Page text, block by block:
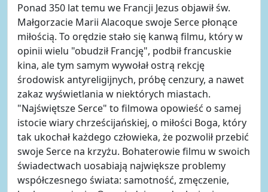
Ponad 350 lat temu we Francji Jezus objawił św.
Małgorzacie Marii Alacoque swoje Serce płonące
miłością. To orędzie stało się kanwą filmu, który w
opinii wielu "obudził Francję", podbił francuskie
kina, ale tym samym wywołał ostrą rekcję
środowisk antyreligijnych, próbę cenzury, a nawet
zakaz wyświetlania w niektórych miastach.
"Najświętsze Serce" to filmowa opowieść o samej
istocie wiary chrześcijańskiej, o miłości Boga, który
tak ukochał każdego człowieka, że pozwolił przebić
swoje Serce na krzyżu. Bohaterowie filmu w swoich
świadectwach uosabiają największe problemy
współczesnego świata: samotność, zmęczenie,